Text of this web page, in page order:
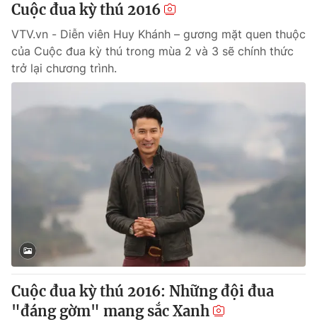
Cuộc đua kỳ thú 2016
VTV.vn - Diễn viên Huy Khánh – gương mặt quen thuộc
của Cuộc đua kỳ thú trong mùa 2 và 3 sẽ chính thức
trở lại chương trình.
Cuộc đua kỳ thú 2016: Những đội đua
"đáng gờm" mang sắc Xanh